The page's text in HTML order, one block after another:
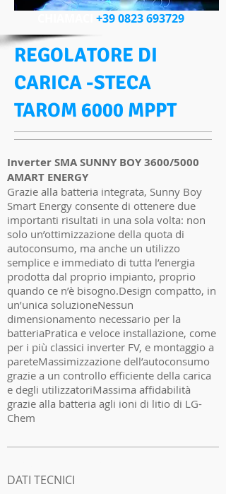
+39 0823 693729
REGOLATORE DI
CARICA -STECA
TAROM 6000 MPPT
Inverter SMA SUNNY BOY 3600/5000
AMART ENERGY
Grazie alla batteria integrata, Sunny Boy
Smart Energy consente di ottenere due
importanti risultati in una sola volta: non
solo un’ottimizzazione della quota di
autoconsumo, ma anche un utilizzo
semplice e immediato di tutta l’energia
prodotta dal proprio impianto, proprio
quando ce n’è bisogno.Design compatto, in
un’unica soluzioneNessun
dimensionamento necessario per la
batteriaPratica e veloce installazione, come
per i più classici inverter FV, e montaggio a
pareteMassimizzazione dell’autoconsumo
grazie a un controllo efficiente della carica
e degli utilizzatoriMassima affidabilità
grazie alla batteria agli ioni di litio di LG-
Chem
DATI TECNICI